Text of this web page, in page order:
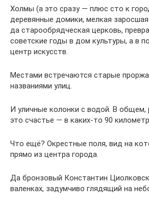
Холмы (а это сразу — плюс сто к
деревянные домики, мелкая
да старообрядческая церковь,
советские годы в дом культуры, а в
центр искусств.
Местами встречаются старые
названиями улиц.
И уличные колонки с водой. В общем,
это счастье — в каких-то 90
Что ещё? Окрестные поля, вид на
прямо из центра города.
Да бронзовый Константин
валенках, задумчиво глядящий на